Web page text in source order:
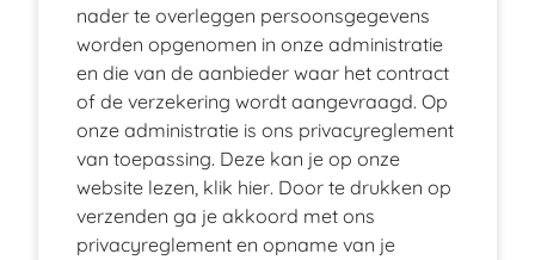
nader te overleggen persoonsgegevens
worden opgenomen in onze administratie
en die van de aanbieder waar het contract
of de verzekering wordt aangevraagd. Op
onze administratie is ons privacyreglement
van toepassing. Deze kan je op onze
website lezen, klik hier. Door te drukken op
verzenden ga je akkoord met ons
privacyreglement en opname van je